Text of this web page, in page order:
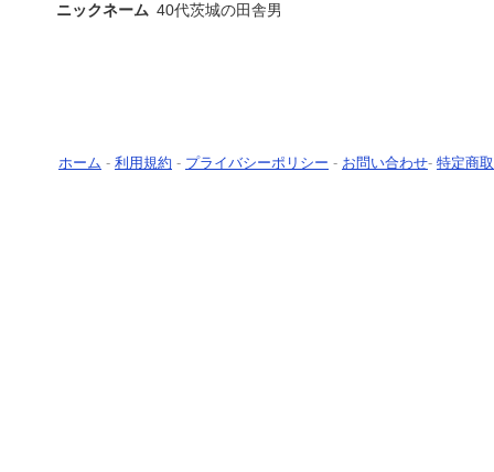
ニックネーム 40代茨城の田舎男
ホーム - 利用規約 - プライバシーポリシー - お問い合わせ- 特定商